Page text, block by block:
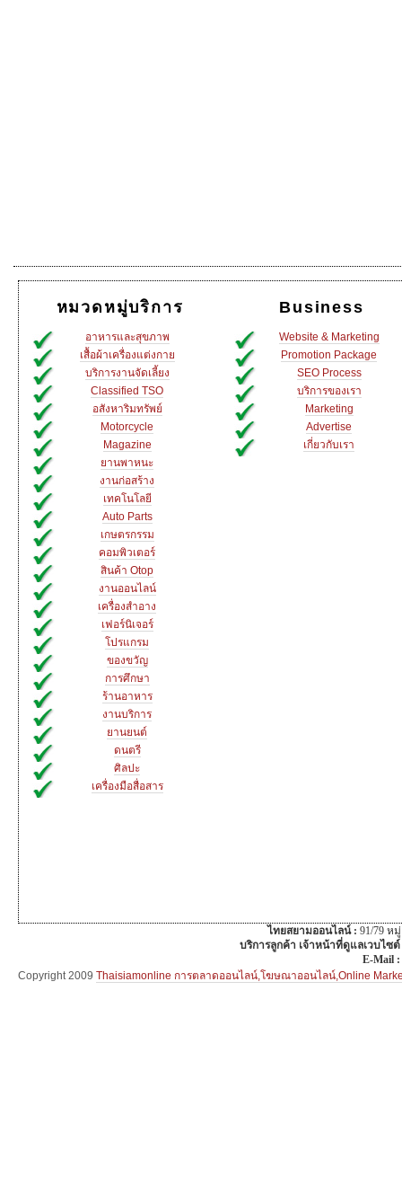
หมวดหมู่บริการ
อาหารและสุขภาพ
เสื้อผ้าเครื่องแต่งกาย
บริการงานจัดเลี้ยง
Classified TSO
อสังหาริมทรัพย์
Motorcycle
Magazine
ยานพาหนะ
งานก่อสร้าง
เทคโนโลยี
Auto Parts
เกษตรกรรม
คอมพิวเตอร์
สินค้า Otop
งานออนไลน์
เครื่องสำอาง
เฟอร์นิเจอร์
โปรแกรม
ของขวัญ
การศึกษา
ร้านอาหาร
งานบริการ
ยานยนต์
ดนตรี
ศิลปะ
เครื่องมือสื่อสาร
Business
Website & Marketing
Promotion Package
SEO Process
บริการของเรา
Marketing
Advertise
เกี่ยวกับเรา
ไทยสยามออนไลน์ : 91/79 ห
บริการลูกค้า เจ้าหน้าที่ดูแลเวบไซ
E-Mail :
Copyright 2009 Thaisiamonline การตลาดออนไลน์,โฆษณาออนไลน์,Online